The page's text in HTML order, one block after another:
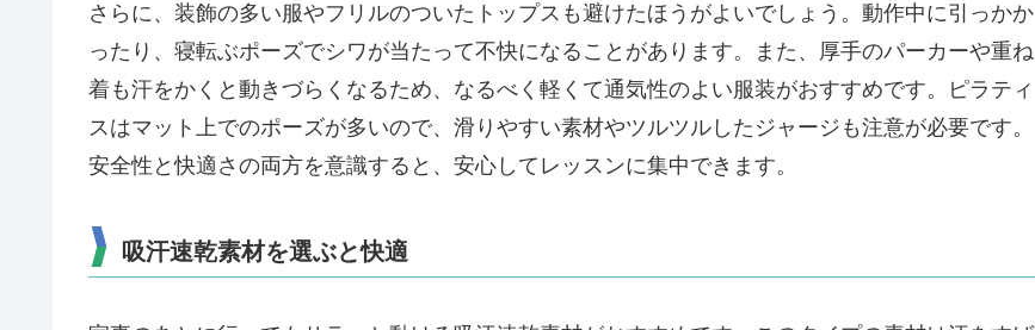
さらに、装飾の多い服やフリルのついたトップスも避けたほうがよいでしょう。動作中に引っかか
ったり、寝転ぶポーズでシワが当たって不快になることがあります。また、厚手のパーカーや重ね
着も汗をかくと動きづらくなるため、なるべく軽くて通気性のよい服装がおすすめです。ピラティ
スはマット上でのポーズが多いので、滑りやすい素材やツルツルしたジャージも注意が必要です。
安全性と快適さの両方を意識すると、安心してレッスンに集中できます。
吸汗速乾素材を選ぶと快適